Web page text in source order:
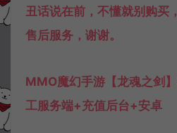
丑话说在前，不懂就别购买
售后服务，谢谢。
MMO魔幻手游【龙魂之剑
工服务端+充值后台+安卓